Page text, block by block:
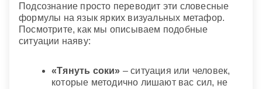
Подсознание просто переводит эти словесные
формулы на язык ярких визуальных метафор.
Посмотрите, как мы описываем подобные
ситуации наяву:
«Тянуть соки» – ситуация или человек,
которые методично лишают вас сил, не